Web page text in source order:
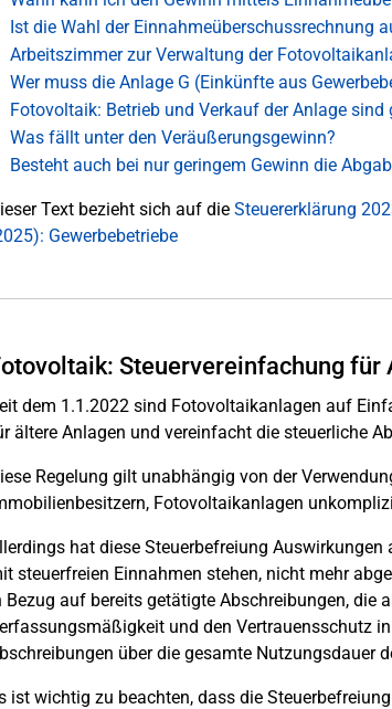
Ist die Wahl der Einnahmeüberschussrechnung
Arbeitszimmer zur Verwaltung der
Wer muss die Anlage G (Einkünfte aus
Fotovoltaik: Betrieb und Verkauf der Anlage sind
Was fällt unter den Veräußerungsgewinn?
Besteht auch bei nur geringem Gewinn die
Text bezieht sich auf die Steuererklärung
Gewerbebetriebe
Steuervereinfachung für
dem 1.1.2022 sind Fotovoltaikanlagen auf
ältere Anlagen und vereinfacht die steuerliche
Regelung gilt unabhängig von der
Fotovoltaikanlagen
hat diese Steuerbefreiung
steuerfreien Einnahmen stehen, nicht mehr
Bezug auf bereits getätigte Abschreibungen, die
und den Vertrauensschutz
über die gesamte Nutzungsdauer
ist wichtig zu beachten, dass die